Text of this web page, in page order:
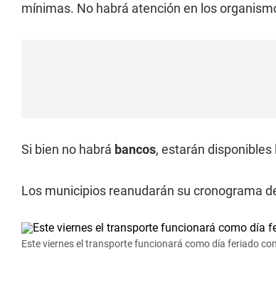
mínimas. No habrá atención en los
Si bien no habrá bancos, estarán
Los municipios reanudarán su cronograma
Este viernes el transporte funcionará como día feriado